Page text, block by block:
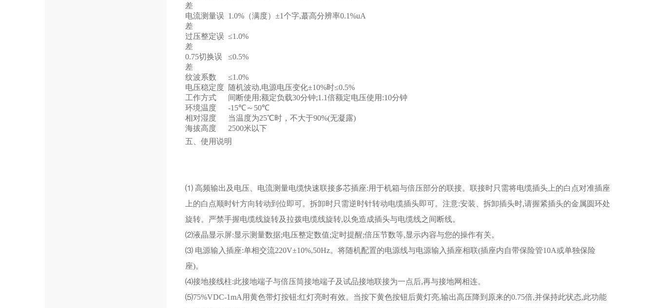
差
电流测量误
差
1.0%（满度）±1个字,蕞高分辨率0.1%uA
过压整定误
差
≤1.0%
0.75切换误
差
≤0.5%
纹波系数
≤1.0%
电压稳定度 随机波动,电源电压变化±10%时≤0.5%
工作方式
间断使用;额定负载30分钟;1.1倍额定电压使用:10分钟
环境温度
-15℃～50℃
相对湿度
当温度为25℃时，不大于90%(无凝露)
海拔高度
2500米以下
五、使用说明
⑴ 高频输出及电压、电流测量电缆快速联接多芯插座:用于机箱与倍压部分的联接。联接时只需将电缆插头上的白点对准插座
上的白点顺时针方向转动到位即可。拆卸时只需逆时针转动电缆插头即可。注意:安装、拆卸插头时,请握紧插头的金属圆环处
旋转。严禁手握电缆线旋转及拉拨电缆线旋转,以免造成插头与电缆线之间断线。
⑵液晶显示屏:显示测量数据;电压整定数值;定时提醒;倍压节数等,显示内容与您的操作有关。
⑶ 电源输入插座:单相交流220V±10%,50Hz。将随机配置的电源线与电源输入插座相联(插座内自带保险管10A或单独保险
座)。
⑷接地接线柱:此接地端子与倍压筒接地端子及试品接地联接为一点后,再与接地网相连。
⑸75%VDC-1mA用黄色带灯按钮:红灯亮时有效。当按下黄色按钮后黄灯亮,输出高压降到原来的0.75倍,并保持此状态,此功能